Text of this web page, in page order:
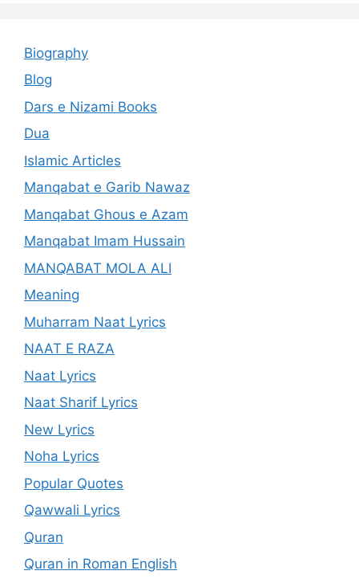
Biography
Blog
Dars e Nizami Books
Dua
Islamic Articles
Manqabat e Garib Nawaz
Manqabat Ghous e Azam
Manqabat Imam Hussain
MANQABAT MOLA ALI
Meaning
Muharram Naat Lyrics
NAAT E RAZA
Naat Lyrics
Naat Sharif Lyrics
New Lyrics
Noha Lyrics
Popular Quotes
Qawwali Lyrics
Quran
Quran in Roman English